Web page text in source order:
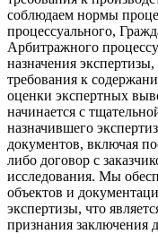
соблюдаем нормы
процессуального,
Арбитражного
назначения
требования к
оценки экспертных
начинается с
назначившего
документов, включая
либо договор с
исследования. Мы
объектов и
экспертизы, что
признания заключения